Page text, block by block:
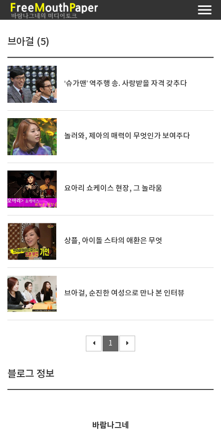
브아걸 (5)
‘슈가맨’ 역주행 송. 사랑받을 자격 갖추다
놀러와, 제아의 매력이 무엇인가 보여주다
요아리 쇼케이스 현장, 그 놀라움
상플, 아이돌 스타의 애환은 무엇
브아걸, 순진한 여성으로 만나 본 인터뷰
1
블로그 정보
바람나그네